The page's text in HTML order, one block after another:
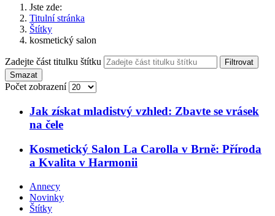
Jste zde:
Titulní stránka
Štítky
kosmetický salon
Zadejte část titulku štítku
Filtrovat
Smazat
Počet zobrazení
Jak získat mladistvý vzhled: Zbavte se vrásek
na čele
Kosmetický Salon La Carolla v Brně: Příroda
a Kvalita v Harmonii
Annecy
Novinky
Štítky